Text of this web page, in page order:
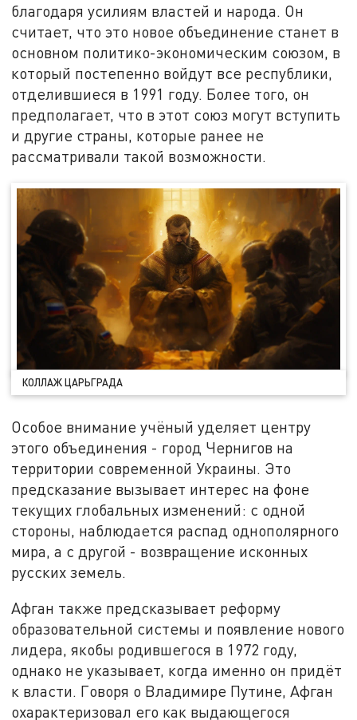
благодаря усилиям властей и народа. Он
считает, что это новое объединение станет в
основном политико-экономическим союзом, в
который постепенно войдут все республики,
отделившиеся в 1991 году. Более того, он
предполагает, что в этот союз могут вступить
и другие страны, которые ранее не
рассматривали такой возможности.
КОЛЛАЖ ЦАРЬГРАДА
Особое внимание учёный уделяет центру
этого объединения - город Чернигов на
территории современной Украины. Это
предсказание вызывает интерес на фоне
текущих глобальных изменений: с одной
стороны, наблюдается распад однополярного
мира, а с другой - возвращение исконных
русских земель.
Афган также предсказывает реформу
образовательной системы и появление нового
лидера, якобы родившегося в 1972 году,
однако не указывает, когда именно он придёт
к власти. Говоря о Владимире Путине, Афган
охарактеризовал его как выдающегося